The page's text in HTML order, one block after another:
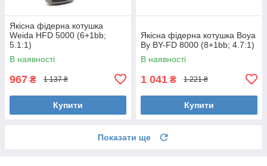
Якісна фідерна котушка
Weida HFD 5000 (6+1bb;
5.1:1)
В наявності
967 ₴ 1 137 ₴
Купити
Якісна фідерна котушка Boya
By BY-FD 8000 (8+1bb; 4.7:1)
В наявності
1 041 ₴ 1 221 ₴
Купити
Показати ще